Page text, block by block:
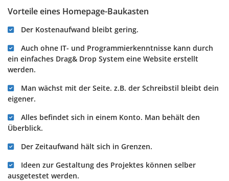
Vorteile eines Homepage-Baukasten
Der Kostenaufwand bleibt gering.
Auch ohne IT- und Programmierkenntnisse kann durch
ein einfaches Drag& Drop System eine Website erstellt
werden.
Man wächst mit der Seite. z.B. der Schreibstil bleibt dein
eigener.
Alles befindet sich in einem Konto. Man behält den
Überblick.
Der Zeitaufwand hält sich in Grenzen.
Ideen zur Gestaltung des Projektes können selber
ausgetestet werden.